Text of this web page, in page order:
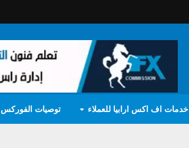
خدمات اف اكس ارابيا للعملاء توصيات الفوركس